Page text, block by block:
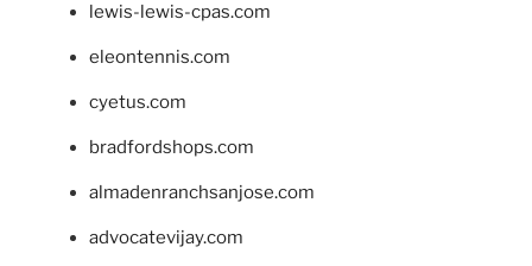
lewis-lewis-cpas.com
eleontennis.com
cyetus.com
bradfordshops.com
almadenranchsanjose.com
advocatevijay.com